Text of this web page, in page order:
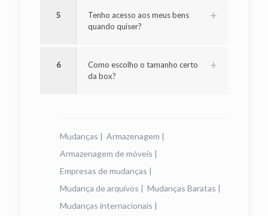
5
Tenho acesso aos meus bens
quando quiser?
6
Como escolho o tamanho certo
da box?
Mudanças | Armazenagem |
Armazenagem de móveis |
Empresas de mudanças |
Mudança de arquivos | Mudanças Baratas |
Mudanças internacionais |